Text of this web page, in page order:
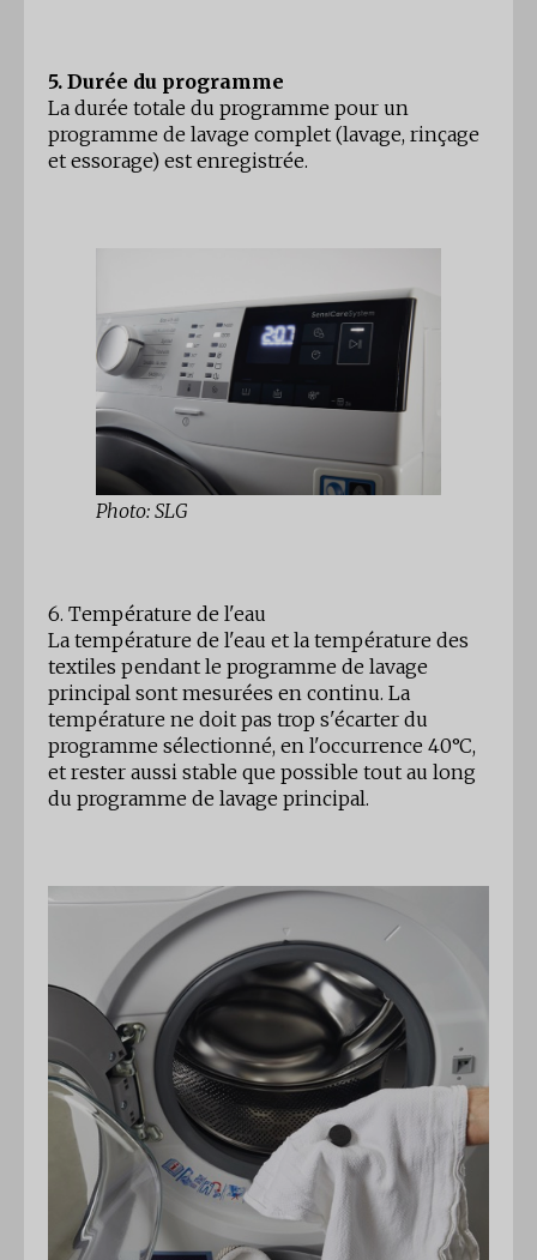
5. Durée du programme
La durée totale du programme pour un
programme de lavage complet (lavage, rinçage
et essorage) est enregistrée.
Photo: SLG
6. Température de l'eau
La température de l'eau et la température des
textiles pendant le programme de lavage
principal sont mesurées en continu. La
température ne doit pas trop s'écarter du
programme sélectionné, en l'occurrence 40°C,
et rester aussi stable que possible tout au long
du programme de lavage principal.